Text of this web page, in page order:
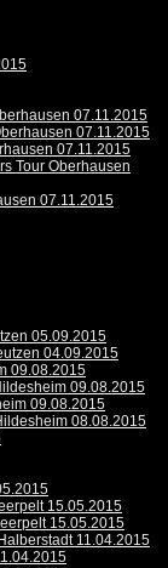
07.11.2015
07.11.2015
07.11.2015
Tour Oberhausen
07.11.2015
05.09.2015
04.09.2015
09.08.2015
09.08.2015
09.08.2015
08.08.2015
15.05.2015
15.05.2015
11.04.2015